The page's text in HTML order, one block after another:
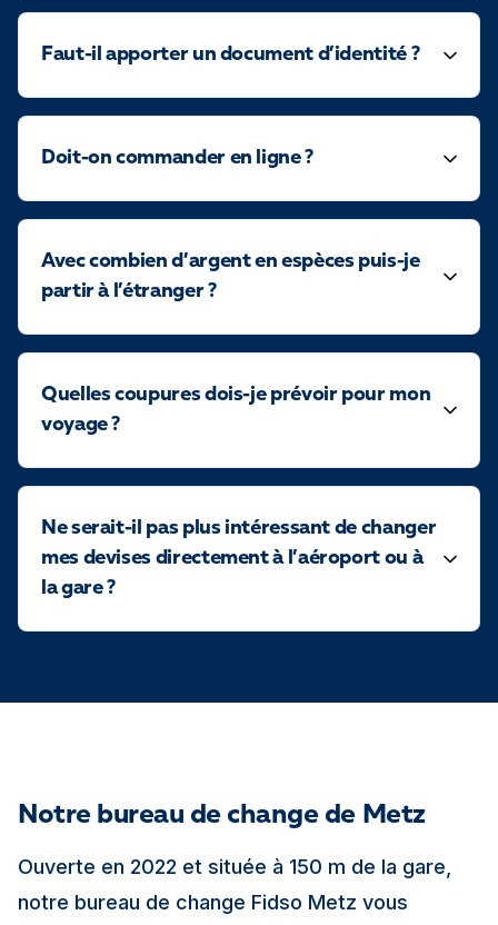
Faut-il apporter un document d’identité ?
Doit-on commander en ligne ?
Avec combien d’argent en espèces puis-je
partir à l’étranger ?
Quelles coupures dois-je prévoir pour mon
voyage ?
Ne serait-il pas plus intéressant de changer
mes devises directement à l’aéroport ou à
la gare ?
Notre bureau de change de Metz
Ouverte en 2022 et située à 150 m de la gare,
notre bureau de change Fidso Metz vous